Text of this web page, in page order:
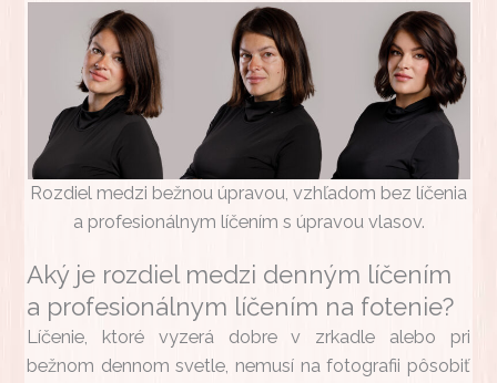
Rozdiel medzi bežnou úpravou, vzhľadom bez líčenia
a profesionálnym líčením s úpravou vlasov.
Aký je rozdiel medzi denným líčením
a profesionálnym líčením na fotenie?
Líčenie, ktoré vyzerá dobre v zrkadle alebo pri
bežnom dennom svetle, nemusí na fotografii pôsobiť